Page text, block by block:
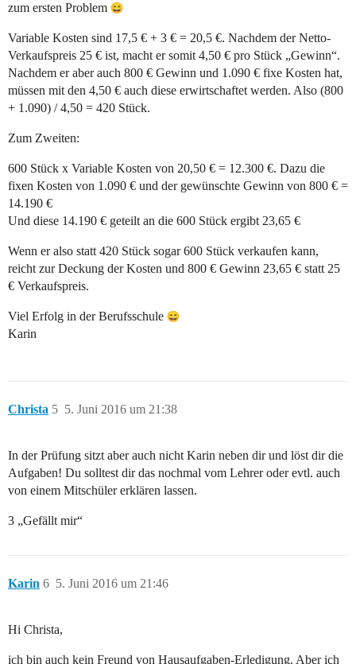
zum ersten Problem
Variable Kosten sind 17,5 € + 3 € = 20,5 €. Nachdem der Netto-
Verkaufspreis 25 € ist, macht er somit 4,50 € pro Stück „Gewinn“.
Nachdem er aber auch 800 € Gewinn und 1.090 € fixe Kosten hat,
müssen mit den 4,50 € auch diese erwirtschaftet werden. Also (800
+ 1.090) / 4,50 = 420 Stück.
Zum Zweiten:
600 Stück x Variable Kosten von 20,50 € = 12.300 €. Dazu die
fixen Kosten von 1.090 € und der gewünschte Gewinn von 800 € =
14.190 €
Und diese 14.190 € geteilt an die 600 Stück ergibt 23,65 €
Wenn er also statt 420 Stück sogar 600 Stück verkaufen kann,
reicht zur Deckung der Kosten und 800 € Gewinn 23,65 € statt 25
€ Verkaufspreis.
Viel Erfolg in der Berufsschule
Karin
Christa 5. Juni 2016 um 21:38
5
In der Prüfung sitzt aber auch nicht Karin neben dir und löst dir die
Aufgaben! Du solltest dir das nochmal vom Lehrer oder evtl. auch
von einem Mitschüler erklären lassen.
3 „Gefällt mir“
Karin 5. Juni 2016 um 21:46
6
Hi Christa,
ich bin auch kein Freund von Hausaufgaben-Erledigung. Aber ich